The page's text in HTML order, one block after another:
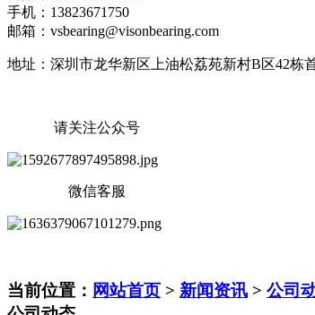
手机：13823671750
邮箱：vsbearing@visonbearing.com
地址：深圳市龙华新区上油松荔苑新村B区42栋
请关注公众号
微信客服
当前位置： 网站首页 > 新闻资讯 > 公司